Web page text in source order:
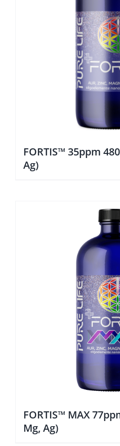
FORTIS™ 35ppm
Ag)
FORTIS™ MAX
Mg, Ag)